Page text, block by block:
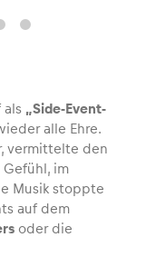
als „Side-Event-
alle Ehre.
vermittelte den
Gefühl, im
Musik stoppte
auf dem
oder die